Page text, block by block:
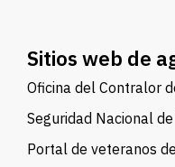
Sitios web de
Oficina del Contralor
Seguridad Nacional
Portal de veteranos